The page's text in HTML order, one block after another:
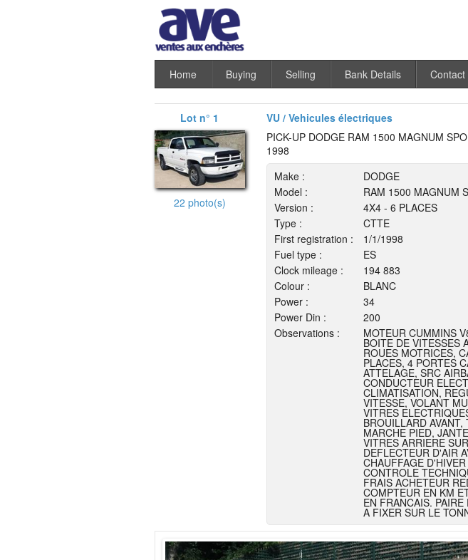
Home Buying Selling Bank Details Contact
Lot n° 1 VU / Vehicules électriques
22 photo(s)
PICK-UP DODGE RAM 1500 MAGNUM
1998
Make :
DODGE
Model :
RAM 1500 MAGNUM
Version :
4X4 - 6 PLACES
Type :
CTTE
First registration :
1/1/1998
Fuel type :
ES
Clock mileage :
194 883
Colour :
BLANC
Power :
34
Power Din :
200
Observations :
MOTEUR CUMMINS
BOITE DE VITESSES
ROUES MOTRICES,
PLACES, 4 PORTES
ATTELAGE, SRC
CONDUCTEUR
CLIMATISATION,
VITESSE, VOLANT
VITRES
BROUILLARD AVANT,
MARCHE PIED,
VITRES ARRIERE
DEFLECTEUR D'AIR
CHAUFFAGE
CONTROLE
FRAIS ACHETEUR
COMPTEUR EN KM
EN FRANCAIS.
A FIXER SUR LE